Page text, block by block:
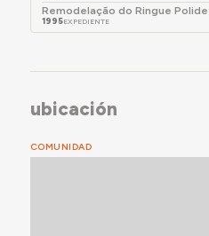
Remodelação do Ringue
1995EXPEDIENTE
ubicación
COMUNIDAD